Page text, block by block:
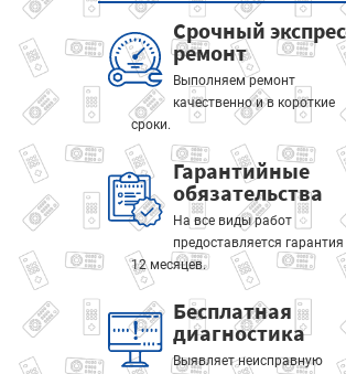
Срочный
ремонт
Выполняем ремонт
качественно и в короткие
сроки.
Гарантийные
обязательства
На все виды работ
предоставляется
12 месяцев.
Бесплатная
диагностика
Выявляет неисправную